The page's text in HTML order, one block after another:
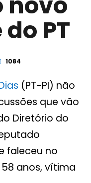
PT
1084
(PT-PI) não
que vão
Diretório do
faleceu no
anos, vítima